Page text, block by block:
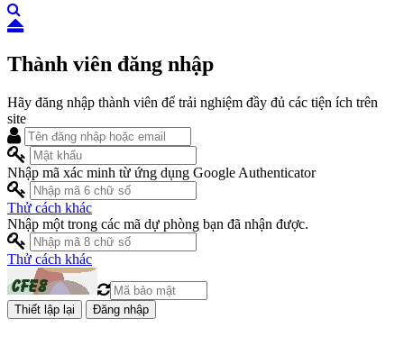
Thành viên đăng nhập
Hãy đăng nhập thành viên để trải nghiệm đầy đủ các tiện ích trên
site
Nhập mã xác minh từ ứng dụng Google Authenticator
Thử cách khác
Nhập một trong các mã dự phòng bạn đã nhận được.
Thử cách khác
Đăng nhập